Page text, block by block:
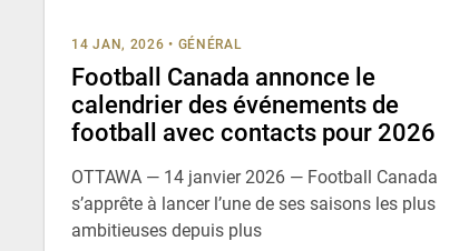
14 JAN, 2026 • GÉNÉRAL
Football Canada annonce le
calendrier des événements de
football avec contacts pour 2026
OTTAWA — 14 janvier 2026 — Football Canada
s’apprête à lancer l’une de ses saisons les plus
ambitieuses depuis plus